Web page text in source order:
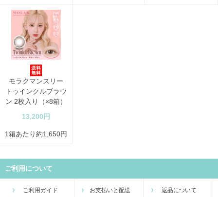
モラクマンスリー
トゥインクルブラウ
ン 2枚入り（×8箱）
13,200円
1箱あたり約1,650円
ご利用について
ご利用ガイド お支払いと配送 返品について